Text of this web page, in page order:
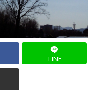
LINE